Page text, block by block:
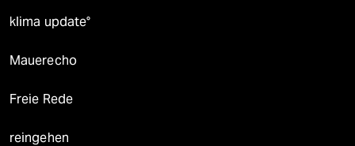
klima update°
Mauerecho
Freie Rede
reingehen